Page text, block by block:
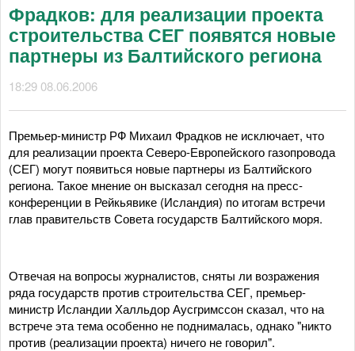
Фрадков: для реализации проекта
строительства СЕГ появятся новые
партнеры из Балтийского региона
18:29 08.06.2006
Премьер-министр РФ Михаил Фрадков не исключает, что
для реализации проекта Северо-Европейского газопровода
(СЕГ) могут появиться новые партнеры из Балтийского
региона. Такое мнение он высказал сегодня на пресс-
конференции в Рейкьявике (Исландия) по итогам встречи
глав правительств Совета государств Балтийского моря.
Отвечая на вопросы журналистов, сняты ли возражения
ряда государств против строительства СЕГ, премьер-
министр Исландии Халльдор Аусгримссон сказал, что на
встрече эта тема особенно не поднималась, однако "никто
против (реализации проекта) ничего не говорил".